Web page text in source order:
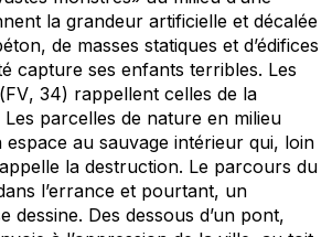
la grandeur artificielle et décalée
de masses statiques et d’édifices
capture ses enfants terribles. Les
FV, 34) rappellent celles de la
Les parcelles de nature en milieu
au sauvage intérieur qui, loin
la destruction. Le parcours du
l’errance et pourtant, un
dessine. Des dessous d’un pont,